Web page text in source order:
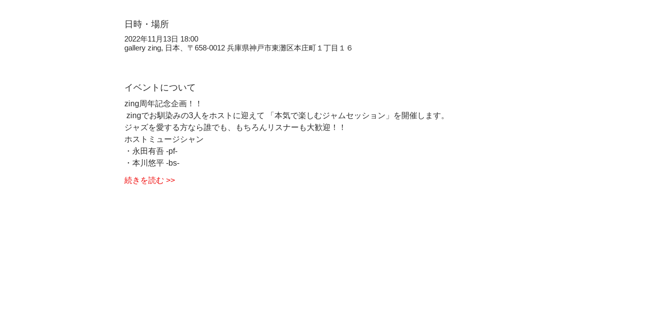
日時・場所
2022年11月13日 18:00
gallery zing, 日本、〒658-0012 兵庫県神戸市東灘区本庄町１丁目１６
イベントについて
zing周年記念企画！！
zingでお馴染みの3人をホストに迎えて 「本気で楽しむジャムセッション」を開催します。
ジャズを愛する方なら誰でも、もちろんリスナーも大歓迎！！
ホストミュージシャン
・永田有吾 -pf-
・本川悠平 -bs-
続きを読む >>